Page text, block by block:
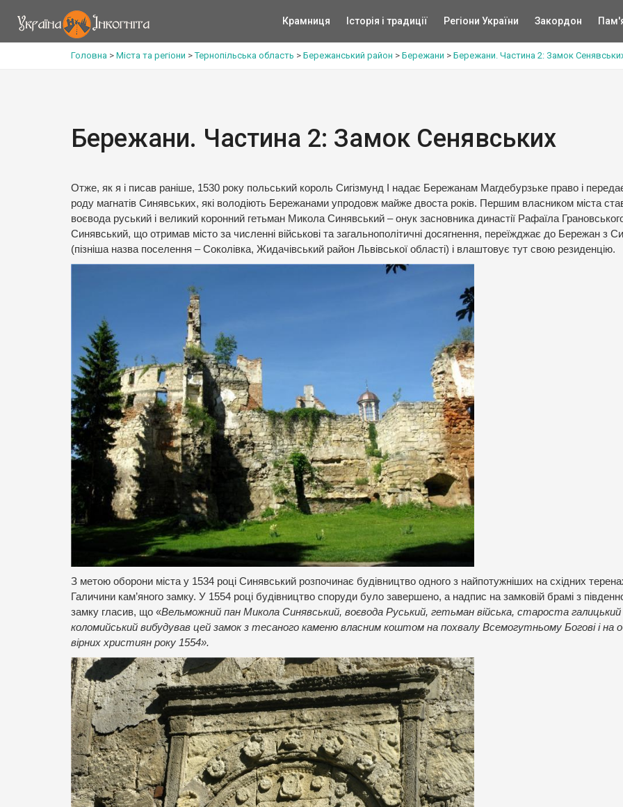
Крамниця Історія і традиції Регіони України Закордон
Головна > Міста та регіони >Тернопільська область > Бережанський район > Бережани > Бережани. Частина 2: Замок
Бережани. Частина 2: Замок Сенявських
Отже, як я і писав раніше, 1530 року польський король Сигізмунд І надає Бережанам Магдебурзьке право і
роду магнатів Синявських, які володіють Бережанами упродовж майже двоста років. Першим власником міста
воєвода руський і великий коронний гетьман Микола Синявський – онук засновника династії Рафаїла
Синявський, що отримав місто за численні військові та загальнополітичні досягнення, переїжджає до Бережан з
(пізніша назва поселення – Соколівка, Жидачівський район Львівської області) і влаштовує тут свою резиденцію.
З метою оборони міста у 1534 році Синявський розпочинає будівництво одного з найпотужніших на східних
Галичини кам’яного замку. У 1554 році будівництво споруди було завершено, а надпис на замковій брамі з
замку гласив, що «Вельможний пан Микола Синявський, воєвода Руський, гетьман війська, староста
коломийський вибудував цей замок з тесаного каменю власним коштом на похвалу Всемогутньому Богові і на
вірних християн року 1554».